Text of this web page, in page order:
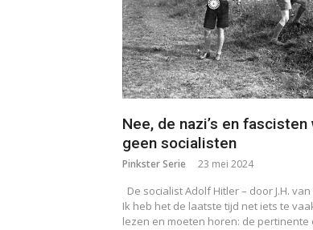
Nee, de nazi’s en fascisten
geen socialisten
Pinkster Serie 23 mei 2024
De socialist Adolf Hitler – door J.H.
Ik heb het de laatste tijd net iets te
lezen en moeten horen: de